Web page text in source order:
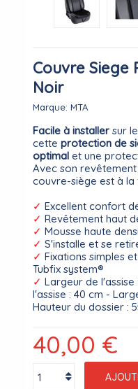
Couvre Siege
Noir
Marque: MTA
Facile à installer sur
cetteprotection de
optimal et une
Avec son
couvre-siège est à
✓Excellent confort
✓ Revêtement haut
✓ Mousse haute
✓ S'installe et se
✓ Fixations simples
Tubfix system®
✓ Largeur de
l'assise : 40 cm -
Hauteur du dossier :
40,00 €